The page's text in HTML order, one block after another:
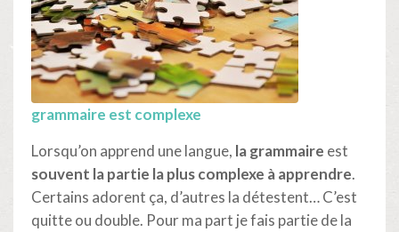
grammaire est complexe
Lorsqu’on apprend une langue, la grammaire est
souvent la partie la plus complexe à apprendre.
Certains adorent ça, d’autres la détestent… C’est
quitte ou double. Pour ma part je fais partie de la